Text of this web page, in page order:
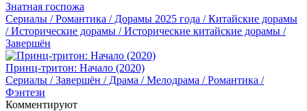
Знатная госпожа
Сериалы / Романтика / Дорамы 2025 года / Китайские дорамы
/ Исторические дорамы / Исторические китайские дорамы /
Завершён
Принц-тритон: Начало (2020)
Сериалы / Завершён / Драма / Мелодрама / Романтика /
Фэнтези
Комментируют